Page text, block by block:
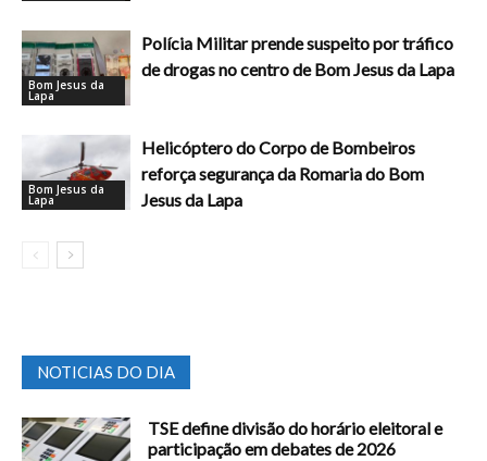
Bom Jesus da
Lapa
Polícia Militar prende suspeito por tráfico
de drogas no centro de Bom Jesus da Lapa
Bom Jesus da
Lapa
Helicóptero do Corpo de Bombeiros
reforça segurança da Romaria do Bom
Jesus da Lapa
NOTICIAS DO DIA
TSE define divisão do horário eleitoral e
participação em debates de 2026